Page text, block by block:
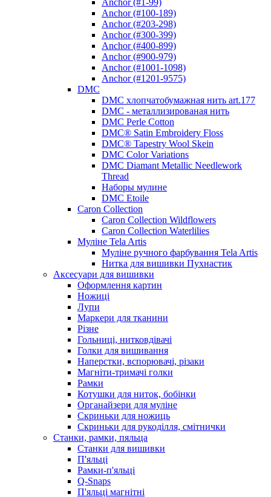
Anchor (#100-189)
Anchor (#203-298)
Anchor (#300-399)
Anchor (#400-899)
Anchor (#900-979)
Anchor (#1001-1098)
Anchor (#1201-9575)
DMC
DMC хлопчатобумажная нить art.177
DMC - металлизированая нить
DMC Perle Cotton
DMC® Satin Embroidery Floss
DMC® Tapestry Wool Skein
DMC Color Variations
DMC Diamant Metallic Needlework
Thread
Наборы мулине
DMC Etoile
Caron Collection
Caron Collection Wildflowers
Caron Collection Waterlilies
Муліне Tela Artis
Муліне ручного фарбування Tela Artis
Нитка для вишивки Пухнастик
Аксесуари для вишивки
Оформлення картин
Ножиці
Лупи
Маркери для тканини
Різне
Гольниці, нитковдівачі
Голки для вишивання
Наперстки, вспорювачі, різаки
Магніти-тримачі голки
Рамки
Котушки для ниток, бобінки
Органайзери для муліне
Скриньки для ножиць
Скриньки для рукоділля, смітнички
Станки, рамки, пяльца
Станки для вишивки
П'яльці
Рамки-п'яльці
Q-Snaps
П'яльці магнітні